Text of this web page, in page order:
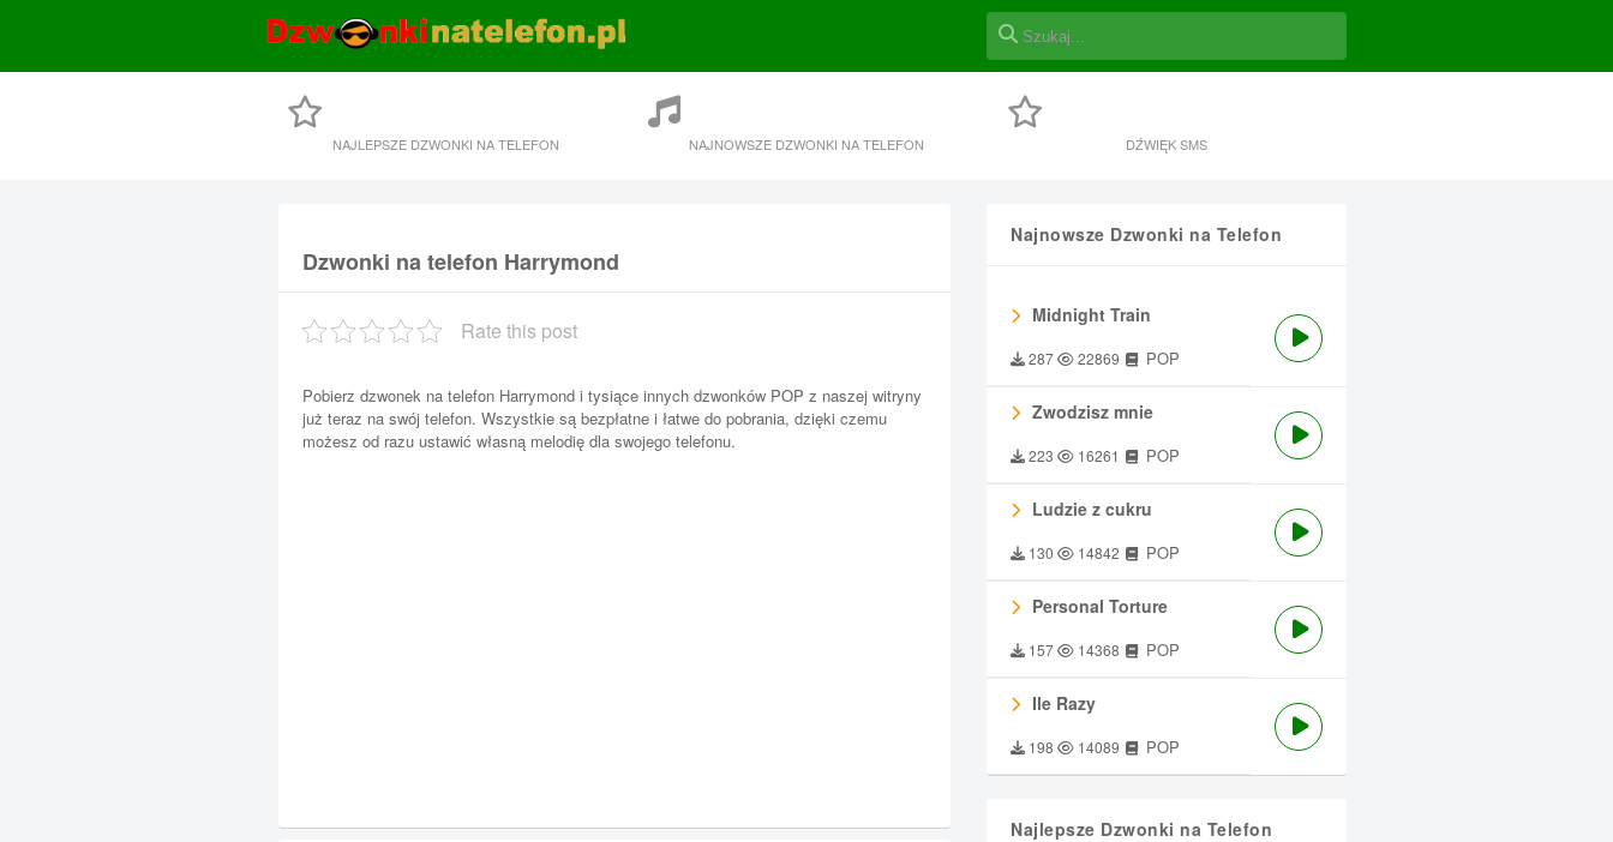
NAJLEPSZE DZWONKI NA TELEFON NAJNOWSZE DZWONKI NA TELEFON DŹWIĘK SMS
Dzwonki na telefon Harrymond
Rate this post
Pobierz dzwonek na telefon Harrymond i tysiące innych dzwonków POP z naszej witryny
już teraz na swój telefon. Wszystkie są bezpłatne i łatwe do pobrania, dzięki czemu
możesz od razu ustawić własną melodię dla swojego telefonu.
Najnowsze Dzwonki na Telefon
Midnight Train
287 22869 POP
Zwodzisz mnie
223 16261 POP
Ludzie z cukru
130 14842 POP
Personal Torture
157 14368 POP
Ile Razy
198 14089 POP
Najlepsze Dzwonki na Telefon